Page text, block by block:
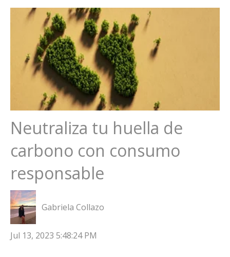
Neutraliza tu huella de
carbono con consumo
responsable
Gabriela Collazo
Jul 13, 2023 5:48:24 PM